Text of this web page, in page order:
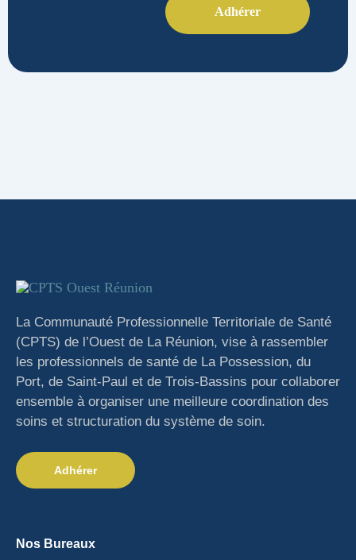
Adhérer
La Communauté Professionnelle Territoriale de Santé
(CPTS) de l’Ouest de La Réunion, vise à rassembler
les professionnels de santé de La Possession, du
Port, de Saint-Paul et de Trois-Bassins pour collaborer
ensemble à organiser une meilleure coordination des
soins et structuration du système de soin.
Adhérer
Nos Bureaux